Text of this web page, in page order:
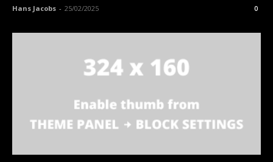
Hans Jacobs - 25/02/2025 0